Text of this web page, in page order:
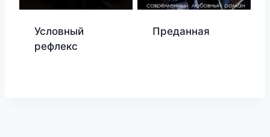
Условный
рефлекс
Преданная